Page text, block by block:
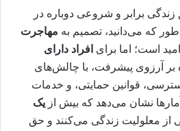
برابر و شروعی دوباره در
که می‌دانید، تصمیم به مهاجرت
است؛ اما برای افراد دارای
بر آرزوی پیشرفت، با چالش‌های
قوانین حمایتی، و خدمات
نشان می‌دهد که بیش از یک
از معلولیت زندگی می‌کنند و حق